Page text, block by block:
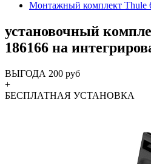
Монтажный комплект Thule
установочный
186166 на
ВЫГОДА 200 руб
+
БЕСПЛАТНАЯ УСТАНОВКА